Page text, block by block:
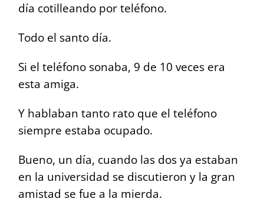
día cotilleando por teléfono.
Todo el santo día.
Si el teléfono sonaba, 9 de 10 veces era
esta amiga.
Y hablaban tanto rato que el teléfono
siempre estaba ocupado.
Bueno, un día, cuando las dos ya estaban
en la universidad se discutieron y la gran
amistad se fue a la mierda.